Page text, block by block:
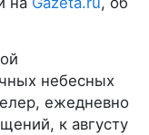
небесных
ежедневно
к августу